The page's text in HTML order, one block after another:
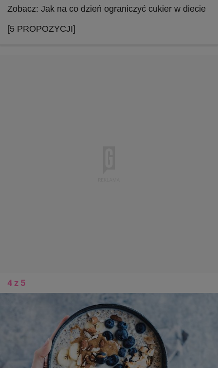
Zobacz: Jak na co dzień ograniczyć cukier w diecie
[5 PROPOZYCJI]
4 z 5